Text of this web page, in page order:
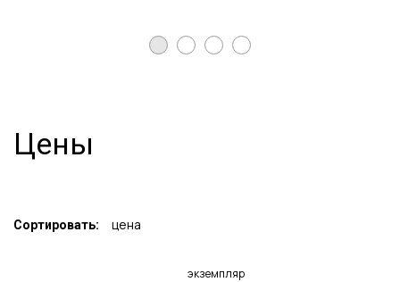
Цены
Сортировать: цена
экземпляр